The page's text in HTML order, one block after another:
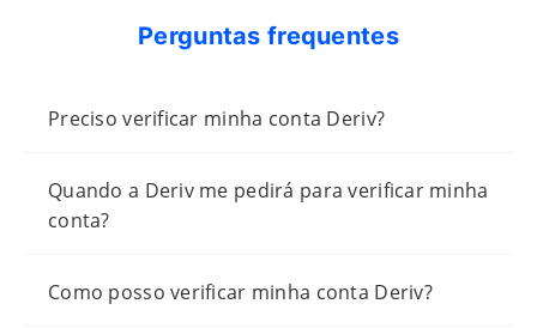
Perguntas frequentes
Preciso verificar minha conta Deriv?
Quando a Deriv me pedirá para verificar minha
conta?
Como posso verificar minha conta Deriv?